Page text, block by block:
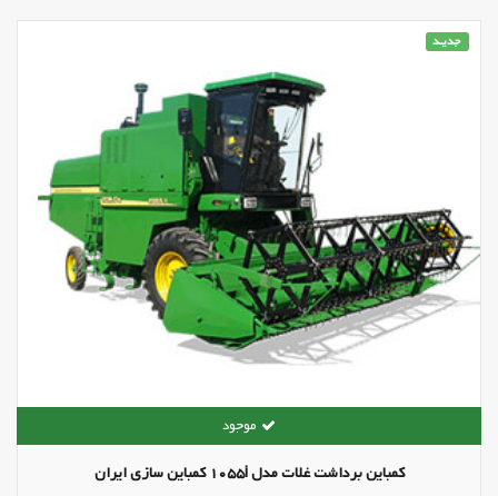
جدیـد
کمباین برداشت غلات مدل 1055i کمباین سازی ایران